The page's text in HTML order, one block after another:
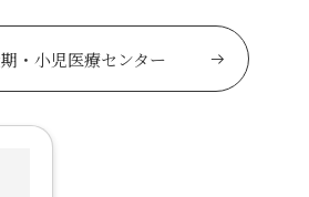
・小児医療センター